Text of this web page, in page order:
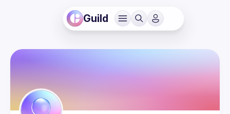
Guild